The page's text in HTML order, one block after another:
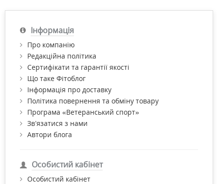
Інформація
Про компанію
Редакційна політика
Сертифікати та гарантії якості
Що таке Фітоблог
Інформація про доставку
Політика повернення та обміну товару
Програма «Ветеранський спорт»
Зв’язатися з нами
Автори блога
Особистий кабінет
Особистий кабінет